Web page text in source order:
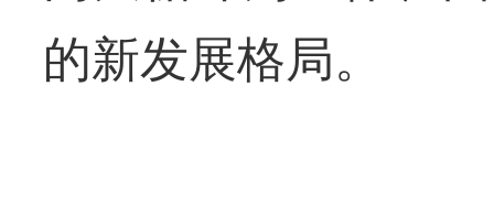
的新发展格局。